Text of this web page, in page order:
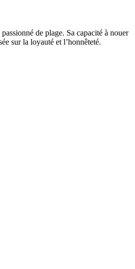
de plage. Sa capacité à nouer
sur la loyauté et l’honnêteté.